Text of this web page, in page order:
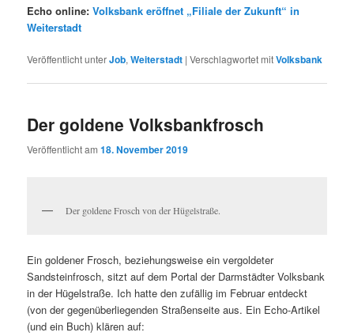
Echo online:Volksbank eröffnet „Filiale der Zukunft“ in
Weiterstadt
Veröffentlicht unterJob,Weiterstadt |Verschlagwortet mitVolksbank
Der goldene Volksbankfrosch
Veröffentlicht am18. November 2019
Der goldene Frosch von der Hügelstraße.
Ein goldener Frosch, beziehungsweise ein vergoldeter
Sandsteinfrosch, sitzt auf dem Portal der Darmstädter Volksbank
in der Hügelstraße. Ich hatte den zufällig im Februar entdeckt
(von der gegenüberliegenden Straßenseite aus. Ein Echo-Artikel
(und ein Buch) klären auf: